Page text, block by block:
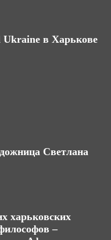
Ukraine в Харькове
Светлана
харьковских
–